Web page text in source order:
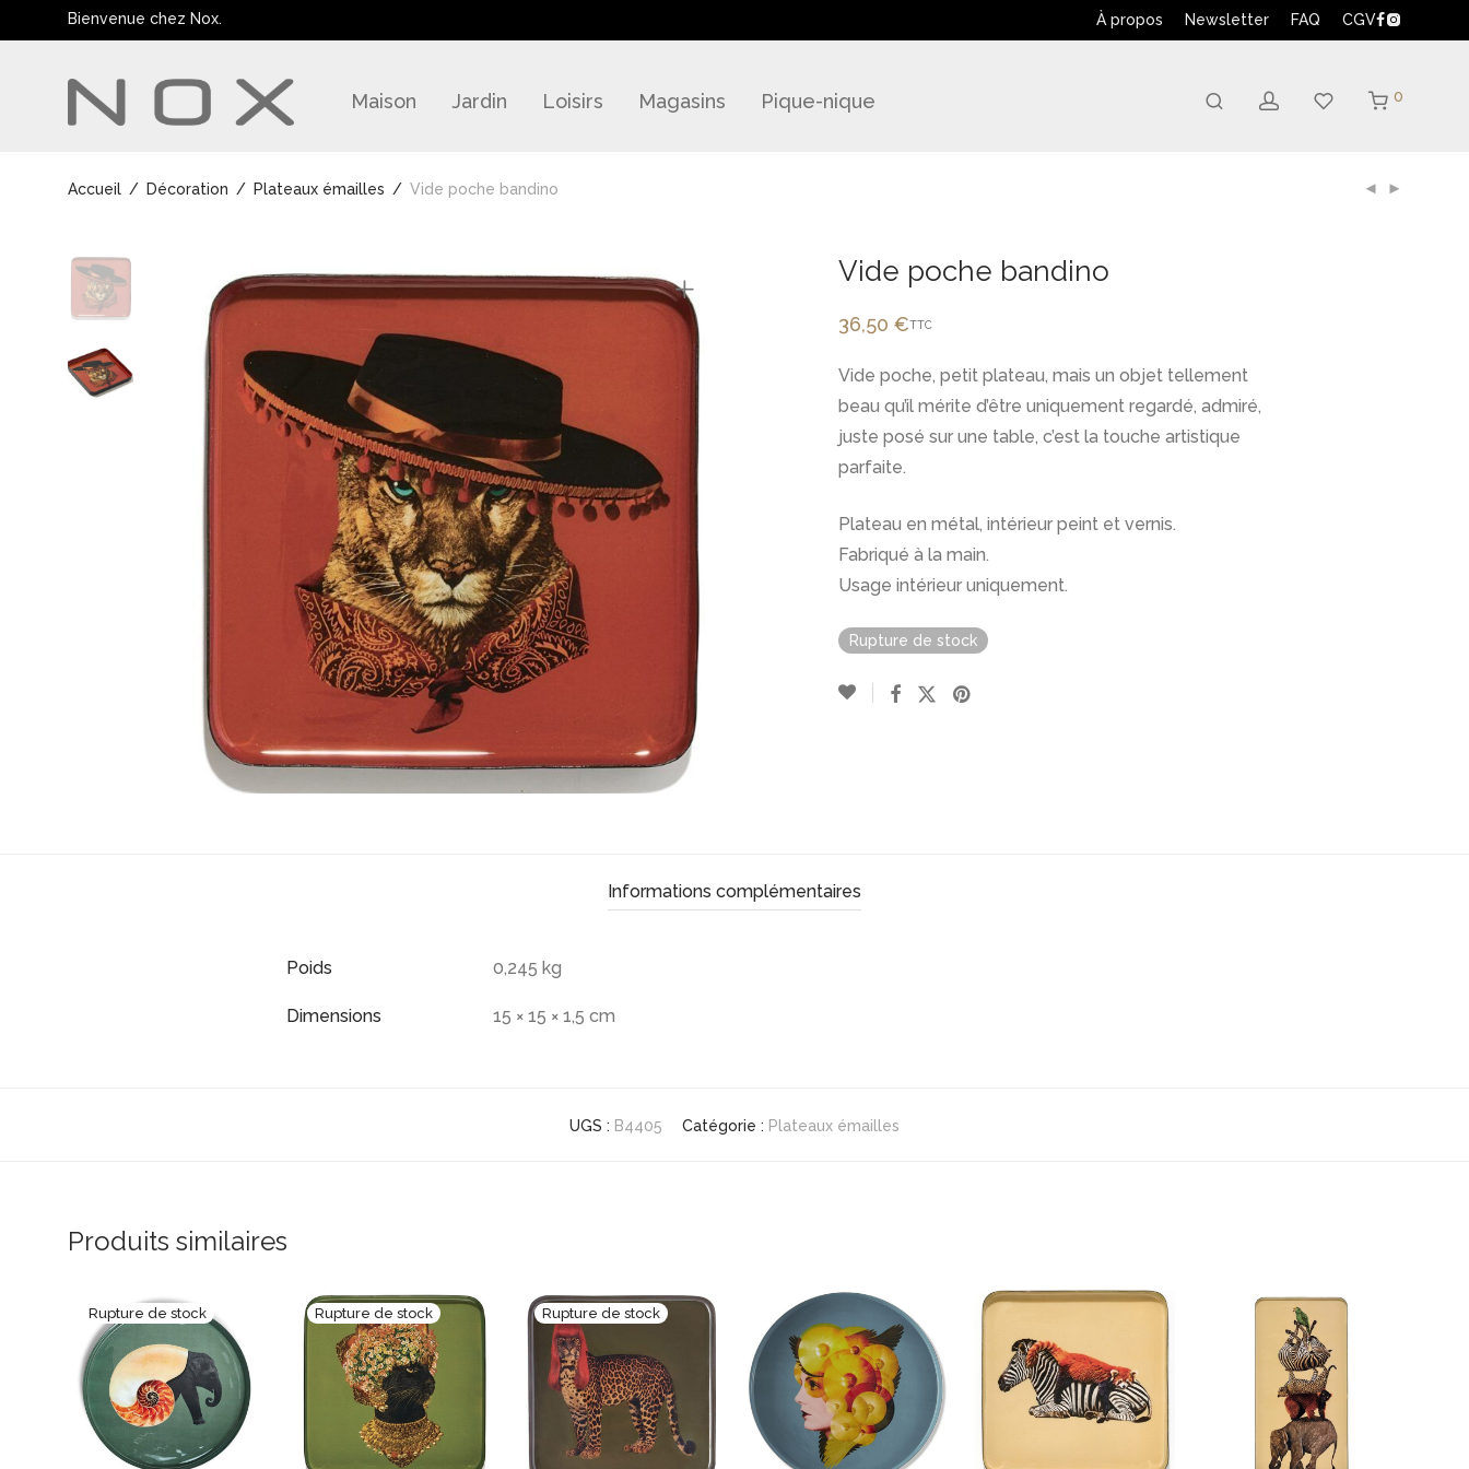
Bienvenue chez Nox. À propos Newsletter FAQ CGV
Maison Jardin Loisirs Magasins Pique-nique 0
Accueil / Décoration / Plateaux émailles / Vide poche bandino
Vide poche bandino
36,50 €TTC
Vide poche, petit plateau, mais un objet tellement
beau qu’il mérite d’être uniquement regardé, admiré,
juste posé sur une table, c’est la touche artistique
parfaite.
Plateau en métal, intérieur peint et vernis.
Fabriqué à la main.
Usage intérieur uniquement.
Rupture de stock
Informations complémentaires
Poids 0,245 kg
Dimensions 15 × 15 × 1,5 cm
UGS : B4405 Catégorie : Plateaux émailles
Produits similaires